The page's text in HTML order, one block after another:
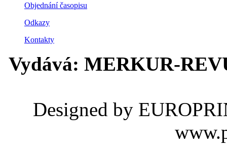
Objednání časopisu
Odkazy
Kontakty
Vydává: MERKUR-
Designed by